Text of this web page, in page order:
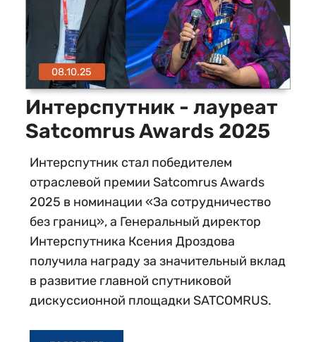
08.10.25
Интерспутник - лауреат
Satcomrus Awards 2025
Интерспутник стал победителем
отраслевой премии Satcomrus Awards
2025 в номинации «За сотрудничество
без границ», а Генеральный директор
Интерспутника Ксения Дроздова
получила награду за значительный вклад
в развитие главной спутниковой
дискуссионной площадки SATCOMRUS.